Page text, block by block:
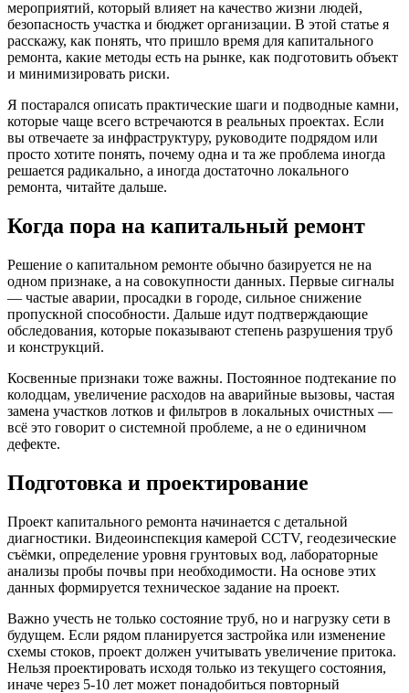
мероприятий, который влияет на качество жизни людей,
безопасность участка и бюджет организации. В этой статье я
расскажу, как понять, что пришло время для капитального
ремонта, какие методы есть на рынке, как подготовить объект
и минимизировать риски.
Я постарался описать практические шаги и подводные камни,
которые чаще всего встречаются в реальных проектах. Если
вы отвечаете за инфраструктуру, руководите подрядом или
просто хотите понять, почему одна и та же проблема иногда
решается радикально, а иногда достаточно локального
ремонта, читайте дальше.
Когда пора на капитальный ремонт
Решение о капитальном ремонте обычно базируется не на
одном признаке, а на совокупности данных. Первые сигналы
— частые аварии, просадки в городе, сильное снижение
пропускной способности. Дальше идут подтверждающие
обследования, которые показывают степень разрушения труб
и конструкций.
Косвенные признаки тоже важны. Постоянное подтекание по
колодцам, увеличение расходов на аварийные вызовы, частая
замена участков лотков и фильтров в локальных очистных —
всё это говорит о системной проблеме, а не о единичном
дефекте.
Подготовка и проектирование
Проект капитального ремонта начинается с детальной
диагностики. Видеоинспекция камерой CCTV, геодезические
съёмки, определение уровня грунтовых вод, лабораторные
анализы пробы почвы при необходимости. На основе этих
данных формируется техническое задание на проект.
Важно учесть не только состояние труб, но и нагрузку сети в
будущем. Если рядом планируется застройка или изменение
схемы стоков, проект должен учитывать увеличение притока.
Нельзя проектировать исходя только из текущего состояния,
иначе через 5-10 лет может понадобиться повторный